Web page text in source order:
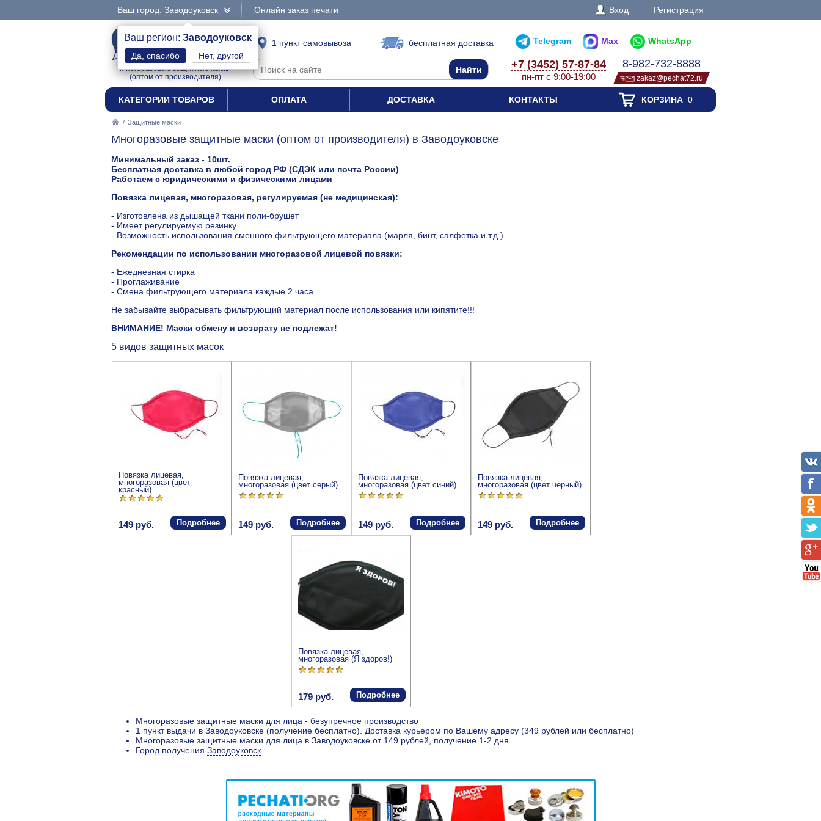
Ваш город: Заводоуковск
Ваш регион: Заводоуковск
Нет, другой
Онлайн заказ печати Вход Регистрация
МАСКИ
Многоразовые защитные маски
(оптом от производителя)
1 пункт самовывоза бесплатная доставка Telegram Max WhatsApp
+7 (3452) 57-87-84
пн-пт с 9:00-19:00
8-982-732-8888
zakaz@pechat72.ru
КАТЕГОРИИ ТОВАРОВ ОПЛАТА ДОСТАВКА КОНТАКТЫ КОРЗИНА0
/ Защитные маски
Многоразовые защитные маски (оптом от производителя) в Заводоуковске
Минимальный заказ - 10шт.
Бесплатная доставка в любой город РФ (СДЭК или почта России)
Работаем с юридическими и физическими лицами
Повязка лицевая, многоразовая, регулируемая (не медицинская):
- Изготовлена из дышащей ткани поли-брушет
- Имеет регулируемую резинку
- Возможность использования сменного фильтрующего материала (марля, бинт, салфетка и т.д.)
Рекомендации по использовании многоразовой лицевой повязки:
- Ежедневная стирка
- Проглаживание
- Смена фильтрующего материала каждые 2 часа.
Не забывайте выбрасывать фильтрующий материал после использования или кипятите!!!
ВНИМАНИЕ! Маски обмену и возврату не подлежат!
5 видов защитных масок
Повязка лицевая,
многоразовая (цвет
красный)
149 руб. Подробнее
Повязка лицевая,
многоразовая (цвет серый)
149 руб. Подробнее
Повязка лицевая,
многоразовая (цвет синий)
149 руб. Подробнее
Повязка лицевая,
многоразовая (цвет черный)
149 руб. Подробнее
Повязка лицевая,
многоразовая (Я здоров!)
179 руб. Подробнее
Многоразовые защитные маски для лица - безупречное производство
1 пункт выдачи в Заводоуковске (получение бесплатно). Доставка курьером по Вашему адресу (349 рублей или бесплатно)
Многоразовые защитные маски для лица в Заводоуковске от 149 рублей, получение 1-2 дня
Город получения Заводоуковск